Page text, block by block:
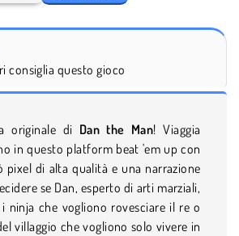
consiglia questo gioco
originale di Dan the Man! Viaggia
in questo platform beat 'em up con
pixel di alta qualità e una narrazione
se Dan, esperto di arti marziali,
ninja che vogliono rovesciare il re o
villaggio che vogliono solo vivere in